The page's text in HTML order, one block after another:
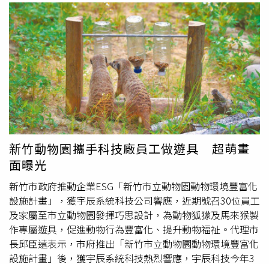
成功經驗，並結合青年世代的創意，推出「短影音拍攝比
賽」，鼓勵學生以創意鏡頭紀錄商圈風采，透過社群短影音
的方式行銷地方特色，讓商圈展現更多元的嶄新面貌。今日
得獎者也在現場領取商圈券與現金獎項，年輕創作者以影像
說故事，展現龍泉商圈獨有的人情味與城市魅力，從互動中
提升商圈的知名度與活絡度，進一步帶動在地消費、文化交
流與商圈再生，讓青春能量成為師大龍泉最亮眼的品牌象
徵！師大龍泉好康蛇采飛揚開學季活動，師大韓風舞蹈社。
(圖片提供／師大龍泉商圈)師大龍泉商圈許勝雄理事長表
示，龍泉商圈長期以來不僅是居民與遊客的生活重心，更是
國際學生交流與文化融合的重要據點。無論是品嚐美食、感
受文化、探索生活或體驗娛樂，這裡都充滿活力與驚喜。除
了創意競賽與國際學生表演外，活動現場還安排超人氣的
「好康戳戳樂 」互動活動，民眾只要於商圈粉絲專頁按讚即
可獲得號碼牌，抽取200份價值50元至500元不等的商圈消
費券，並獲得洗碗精一份！今年活動再度以青春熱情點亮商
圈，攜手青年打造「有創意、有活力、有國際視野」的特色
商圈，讓師大龍泉商圈成為臺北最具青春能量與文化魅力的
新竹動物園攜手科技廠員工做遊具 超萌畫
面曝光
新竹市政府推動企業ESG「新竹市立動物園動物環境豐富化
設施計畫」，獲宇辰系統科技公司響應，近期號召30位員工
及家屬至市立動物園發揮巧思設計，為動物狐獴及馬來猴製
作專屬遊具，促進動物行為豐富化、提升動物福祉。代理市
長邱臣遠表示，市府推出「新竹市立動物園動物環境豐富化
設施計畫」後，獲宇辰系統科技熱烈響應，宇辰科技今年3